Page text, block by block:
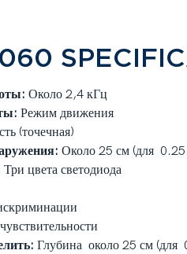
Около 2,4 кГц
Режим движения
(точечная)
Около 25 см (для
Три цвета светодиода
Глубина около 25 см (для